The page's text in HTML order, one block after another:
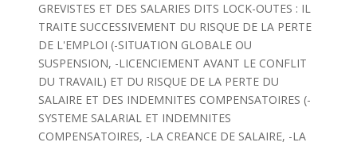
GREVISTES ET DES SALARIES DITS LOCK-OUTES : IL
TRAITE SUCCESSIVEMENT DU RISQUE DE LA PERTE
DE L'EMPLOI (-SITUATION GLOBALE OU
SUSPENSION, -LICENCIEMENT AVANT LE CONFLIT
DU TRAVAIL) ET DU RISQUE DE LA PERTE DU
SALAIRE ET DES INDEMNITES COMPENSATOIRES (-
SYSTEME SALARIAL ET INDEMNITES
COMPENSATOIRES, -LA CREANCE DE SALAIRE, -LA